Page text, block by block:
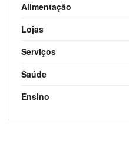
Alimentação
Lojas
Serviços
Saúde
Ensino